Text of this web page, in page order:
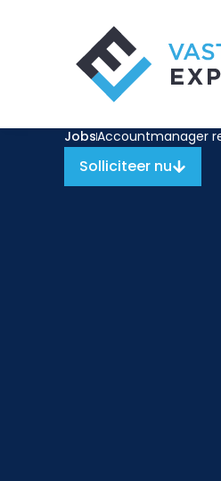
JobsAccountmanager
Solliciteer nu